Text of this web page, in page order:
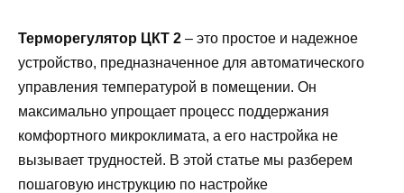
Терморегулятор ЦКТ 2 – это простое и надежное
устройство, предназначенное для автоматического
управления температурой в помещении. Он
максимально упрощает процесс поддержания
комфортного микроклимата, а его настройка не
вызывает трудностей. В этой статье мы разберем
пошаговую инструкцию по настройке